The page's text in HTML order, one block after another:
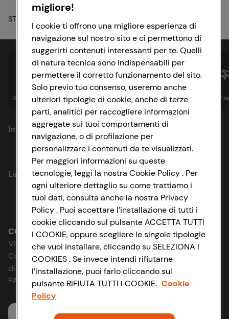
STRANGER THINGS™/© Netflix. Used with permission.
Spesa online Assicurazioni Sapori& Istituzionale
Informazioni
Privacy Policy
Cookie Policy
Impostazioni Cookie
Accessibilità
D&I e Parità di Genere
Strategia Fiscale
Link utili
Lavora con noi
Le cooperative
News & Approfondimenti
Richiami prodotto
Whistleblowing
CONAD SOCIETÀ COOPERATIVA
Via Michelino, 59 | 40127 BOLOGNA
Codice Fiscale e Registro Imprese
di Bologna 00865960157
PARTITA IVA 03320960374
Servizio clienti
migliore!
I cookie ti offrono una migliore esperienza di
navigazione sul nostro sito e ci permettono di
suggerirti contenuti interessanti per te. Quelli
di natura tecnica sono indispensabili per
permettere il corretto funzionamento del sito.
Solo previo tuo consenso, useremo anche
ulteriori tipologie di cookie, anche di terze
parti, analitici per raccogliere informazioni
aggregate sui tuoi comportamenti di
navigazione, o di profilazione per
personalizzare i contenuti da te visualizzati.
Per maggiori informazioni su queste
tecnologie, leggi la nostra Cookie Policy . Per
ogni ulteriore dettaglio su come trattiamo i
tuoi dati, consulta anche la nostra Privacy
Policy . Puoi accettare l’installazione di tutti i
cookie cliccando sul pulsante ACCETTA TUTTI
I COOKIE, oppure scegliere le singole tipologie
che vuoi installare, cliccando su SELEZIONA I
COOKIES . Se invece intendi rifiutarne
l’installazione, puoi farlo cliccando sul
pulsante RIFIUTA TUTTI I COOKIE. Cookie
Policy